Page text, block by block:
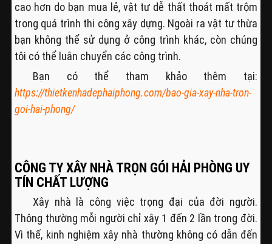
cao hơn do bạn mua lẻ, vật tư dễ thất thoát mất trộm
trong quá trình thi công xây dựng. Ngoài ra vật tư thừa
bạn không thể sử dụng ở công trình khác, còn chúng
tôi có thể luân chuyển các công trình.
Bạn có thể tham khảo thêm tại:
https://thietkenhadephaiphong.com/bao-gia-xay-nha-tron-
goi-hai-phong/
CÔNG TY XÂY NHÀ TRỌN GÓI HẢI PHÒNG UY
TÍN CHẤT LƯỢNG
Xây nhà là công việc trọng đại của đời người.
Thông thường mỗi người chỉ xây 1 đến 2 lần trong đời.
Vì thế, kinh nghiệm xây nhà thường không có dẫn đến